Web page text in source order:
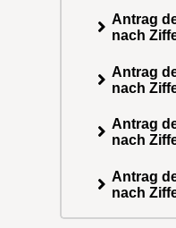
Antrag
nach
Antrag
nach
Antrag
nach
Antrag
nach